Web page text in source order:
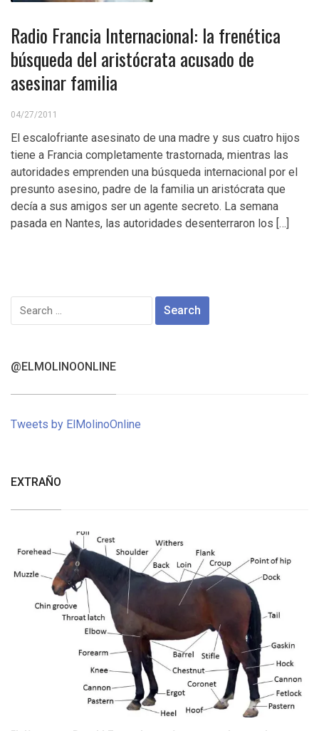
Radio Francia Internacional: la frenética
búsqueda del aristócrata acusado de
asesinar familia
04/27/2011
El escalofriante asesinato de una madre y sus cuatro hijos
tiene a Francia completamente trastornada, mientras las
autoridades emprenden una búsqueda internacional por el
presunto asesino, padre de la familia un aristócrata que
decía a sus amigos ser un agente secreto. La semana
pasada en Nantes, las autoridades desenterraron los […]
Search
for:
@ELMOLINOONLINE
Tweets by ElMolinoOnline
EXTRAÑO